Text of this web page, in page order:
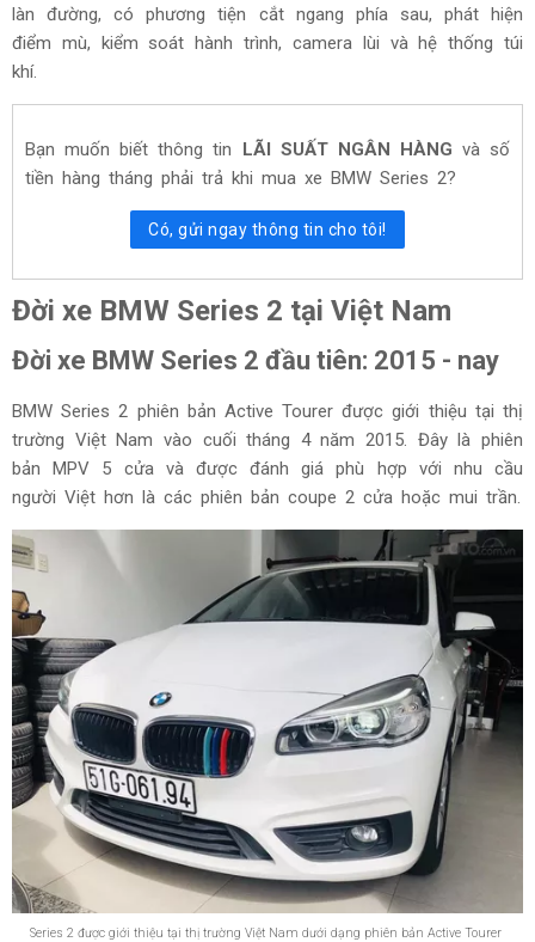
làn đường, có phương tiện cắt ngang phía sau, phát hiện
điểm mù, kiểm soát hành trình, camera lùi và hệ thống túi
khí.
Bạn muốn biết thông tin LÃI SUẤT NGÂN HÀNG và số
tiền hàng tháng phải trả khi mua xe BMW Series 2?
Có, gửi ngay thông tin cho tôi!
Đời xe BMW Series 2 tại Việt Nam
Đời xe BMW Series 2 đầu tiên: 2015 - nay
BMW Series 2 phiên bản Active Tourer được giới thiệu tại thị
trường Việt Nam vào cuối tháng 4 năm 2015. Đây là phiên
bản MPV 5 cửa và được đánh giá phù hợp với nhu cầu
người Việt hơn là các phiên bản coupe 2 cửa hoặc mui trần.
Series 2 được giới thiệu tại thị trường Việt Nam dưới dạng phiên bản Active Tourer